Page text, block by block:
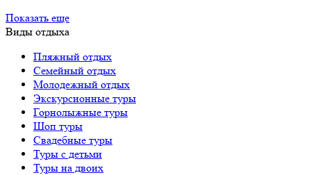
Показать еще
Виды отдыха
Пляжный отдых
Семейный отдых
Молодежный отдых
Экскурсионные туры
Горнолыжные туры
Шоп туры
Свадебные туры
Туры с детьми
Туры на двоих